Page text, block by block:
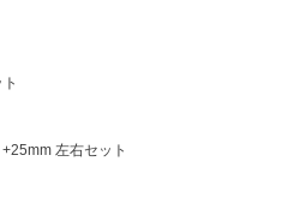
左右セット